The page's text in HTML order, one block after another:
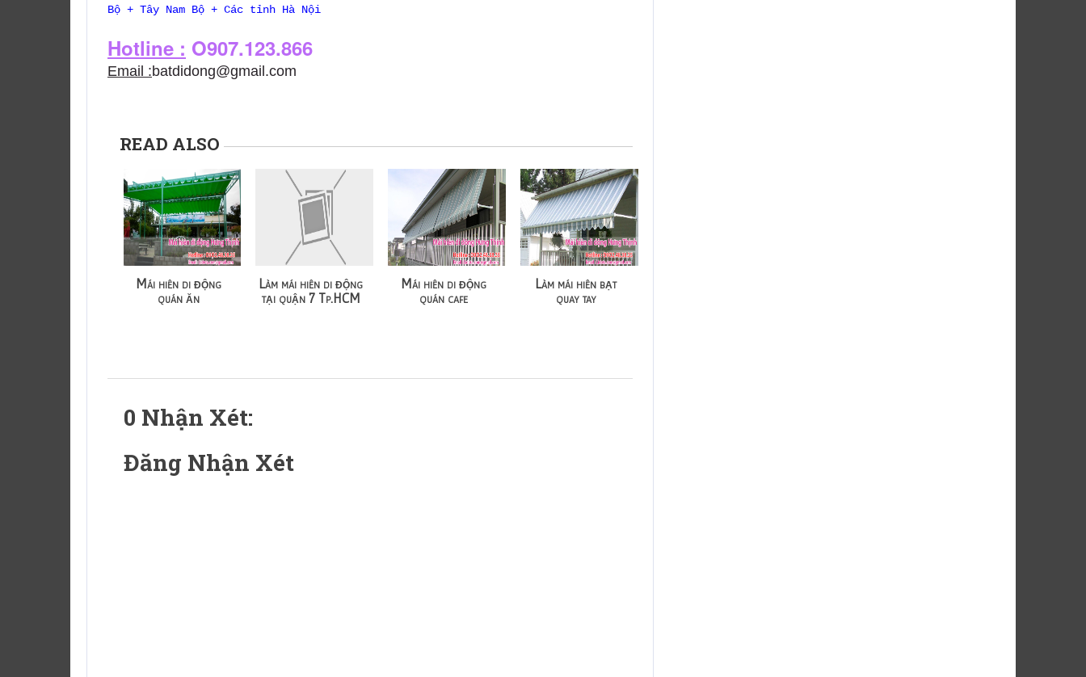
Bộ + Tây Nam Bộ + Các tỉnh Hà Nội
Hotline : O907.123.866
Email :batdidong@gmail.com
READ ALSO
Mái hiên di động
quán ăn
Làm mái hiên di động
tại quận 7 Tp.HCM
Mái hiên di động
quán cafe
Làm mái hiên bạt
quay tay
0 Nhận Xét:
Đăng Nhận Xét